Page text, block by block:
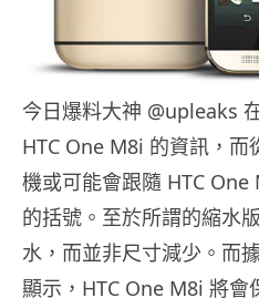
今日爆料大神 @upleaks
HTC One M8i 的資訊，
機或可能會跟隨 HTC
的括號。至於所謂的縮水
水，而並非尺寸減少。而
顯示，HTC One M8i 將會